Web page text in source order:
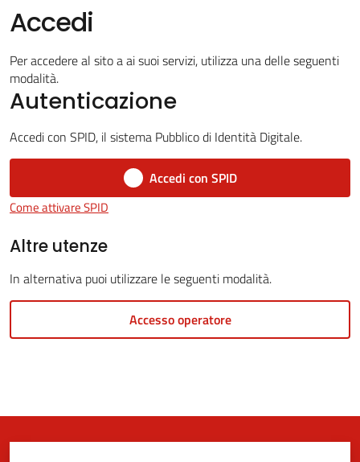
Casalfiumanese
on-
gli
Accedi
Per accedere al sito a ai suoi servizi, utilizza una delle seguenti
modalità.
Autenticazione
Accedi con SPID, il sistema Pubblico di Identità Digitale.
Accedi con SPID
Come attivare SPID
Altre utenze
In alternativa puoi utilizzare le seguenti modalità.
Accesso operatore